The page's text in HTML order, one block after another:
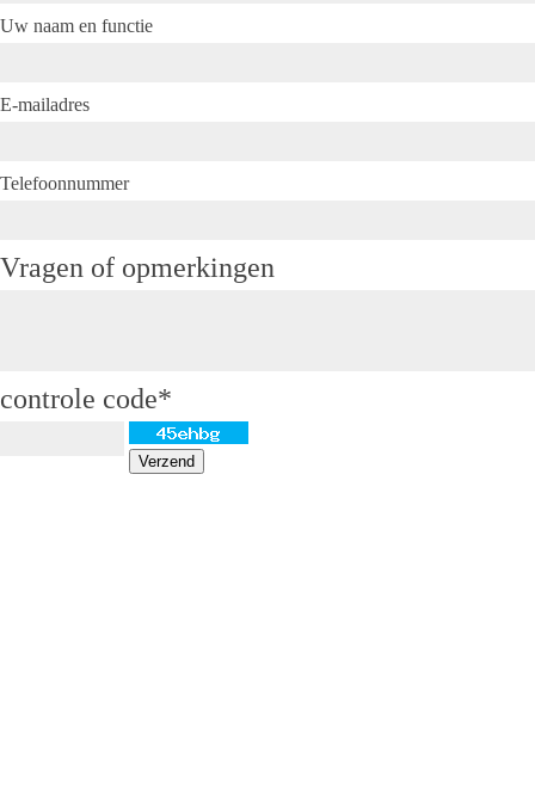
Uw naam en functie
E-mailadres
Telefoonnummer
Vragen of opmerkingen
controle code*